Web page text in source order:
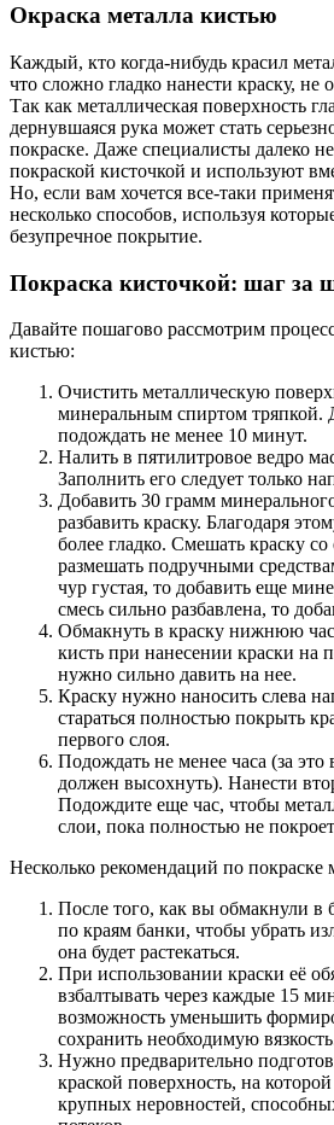
Окраска металла кистью
Каждый, кто когда-нибудь красил
что сложно гладко нанести краску, не
Так как металлическая поверхность
дернувшаяся рука может стать
покраске. Даже специалисты далеко
покраской кисточкой и используют
Но, если вам хочется все-таки
несколько способов, используя
безупречное покрытие.
Покраска кисточкой: шаг за
Давайте пошагово рассмотрим
кистью:
Очистить металлическую
минеральным спиртом тряпкой.
подождать не менее 10 минут.
Налить в пятилитровое ведро
Заполнить его следует только
Добавить 30 грамм
разбавить краску. Благодаря
более гладко. Смешать краску
размешать подручными
чур густая, то добавить еще
смесь сильно разбавлена, то
Обмакнуть в краску нижнюю
кисть при нанесении краски на
нужно сильно давить на нее.
Краску нужно наносить слева
стараться полностью покрыть
первого слоя.
Подождать не менее часа (за
должен высохнуть). Нанести
Подождите еще час, чтобы
слои, пока полностью не
Несколько рекомендаций по покраске
После того, как вы обмакнули в
по краям банки, чтобы убрать
она будет растекаться.
При использовании краски её
взбалтывать через каждые 15
возможность уменьшить
сохранить необходимую
Нужно предварительно
краской поверхность, на
крупных неровностей,